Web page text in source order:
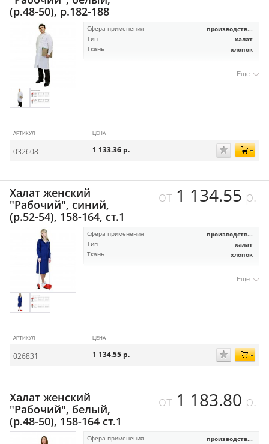
(р.48-50), р.182-188
Сфера применения производств...
Тип халат
Ткань хлопок
Еще
АРТИКУЛ ЦЕНА
032608 1 133.36 р.
Халат женский
"Рабочий", синий,
(р.52-54), 158-164, ст.1
от 1 134.55 р.
Сфера применения производств...
Тип халат
Ткань хлопок
Еще
АРТИКУЛ ЦЕНА
026831 1 134.55 р.
Халат женский
"Рабочий", белый,
(р.48-50), 158-164 ст.1
от 1 183.80 р.
Сфера применения производств...